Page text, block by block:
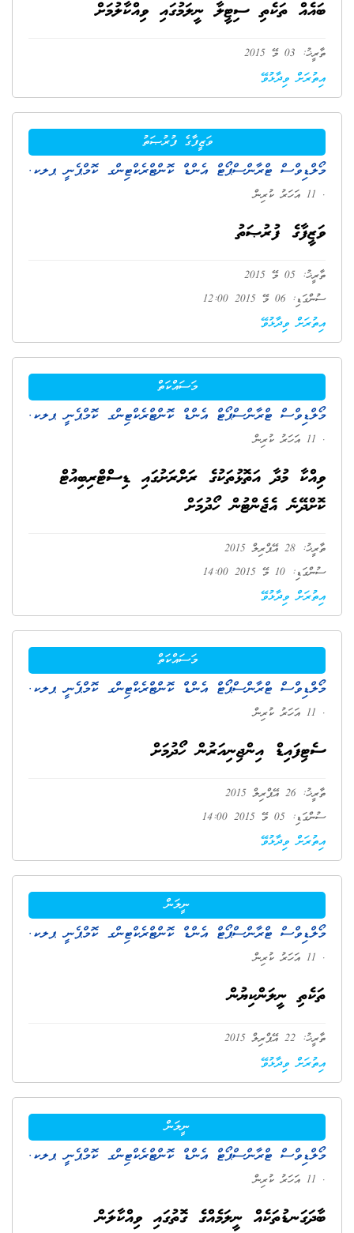
ބައެއް ތަކެތި ސިޓީލާ ނީލަމުގައި ވިއްކާލުމަށް
ތާރީޚު: 03 މޭ 2015
އިތުރަށް ވިދާޅުވޭ
ވަޒީފާގެ ފުރުޞަތު
މޯލްޑިވްސް ޓްރާންސްޕޯޓް އެންޑް ކޮންޓްރެކްޓިންގ ކޮމްޕެނީ ޕލކ.
. 11 އަހަރު ކުރިން
ވަޒީފާގެ ފުރުޞަތު
ތާރީޚު: 05 މޭ 2015
ސުންގަޑި: 06 މޭ 2015 12:00
އިތުރަށް ވިދާޅުވޭ
މަސައްކަތް
މޯލްޑިވްސް ޓްރާންސްޕޯޓް އެންޑް ކޮންޓްރެކްޓިންގ ކޮމްޕެނީ ޕލކ.
. 11 އަހަރު ކުރިން
ވިއްކާ މުދާ އަތޮޅުތަކުގެ ރަށްރަށުގައި ޑިސްޓްރިބިއުޓް
ކޮށްދޭނެ އެޖެންޓުން ހޯދުމަށް
ތާރީޚު: 28 އޭޕްރިލް 2015
ސުންގަޑި: 10 މޭ 2015 14:00
އިތުރަށް ވިދާޅުވޭ
މަސައްކަތް
މޯލްޑިވްސް ޓްރާންސްޕޯޓް އެންޑް ކޮންޓްރެކްޓިންގ ކޮމްޕެނީ ޕލކ.
. 11 އަހަރު ކުރިން
ސެޓިފައިޑް އިންޖިނިއަރުން ހޯދުމަށް
ތާރީޚު: 26 އޭޕްރިލް 2015
ސުންގަޑި: 05 މޭ 2015 14:00
އިތުރަށް ވިދާޅުވޭ
ނީލަން
މޯލްޑިވްސް ޓްރާންސްޕޯޓް އެންޑް ކޮންޓްރެކްޓިންގ ކޮމްޕެނީ ޕލކ.
. 11 އަހަރު ކުރިން
ތަކެތި ނީލަންކިޔުން
ތާރީޚު: 22 އޭޕްރިލް 2015
އިތުރަށް ވިދާޅުވޭ
ނީލަން
މޯލްޑިވްސް ޓްރާންސްޕޯޓް އެންޑް ކޮންޓްރެކްޓިންގ ކޮމްޕެނީ ޕލކ.
. 11 އަހަރު ކުރިން
ބާދަގަނޑުތަކެއް ނީލަމެއްގެ ގޮތުގައި ވިއްކާލަން